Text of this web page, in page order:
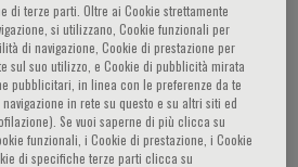
sono la causa della
delle arterie e delle vene con
apporto di sangue e di ossigeno
trombosi sono causate le più
come l’infarto del miocardio
di terze parti. Oltre ai Cookie strettamente
si utilizzano, Cookie funzionali per
di navigazione, Cookie di prestazione per
sul suo utilizzo, e Cookie di pubblicità mirata
pubblicitari, in linea con le preferenze da te
in rete su questo e su altri siti ed
Se vuoi saperne di più clicca su
funzionali, i Cookie di prestazione, i Cookie
di specifiche terze parti clicca su